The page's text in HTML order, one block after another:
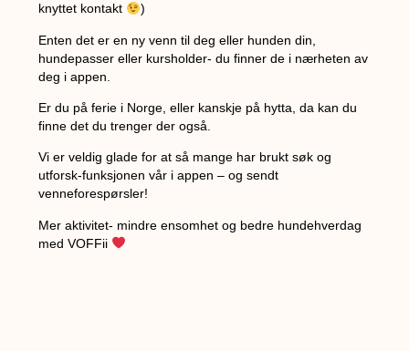
knyttet kontakt
)
Enten det er en ny venn til deg eller hunden din,
hundepasser eller kursholder- du finner de i nærheten av
deg i appen.
Er du på ferie i Norge, eller kanskje på hytta, da kan du
finne det du trenger der også.
Vi er veldig glade for at så mange har brukt søk og
utforsk-funksjonen vår i appen – og sendt
venneforespørsler!
Mer aktivitet- mindre ensomhet og bedre hundehverdag
med VOFFii